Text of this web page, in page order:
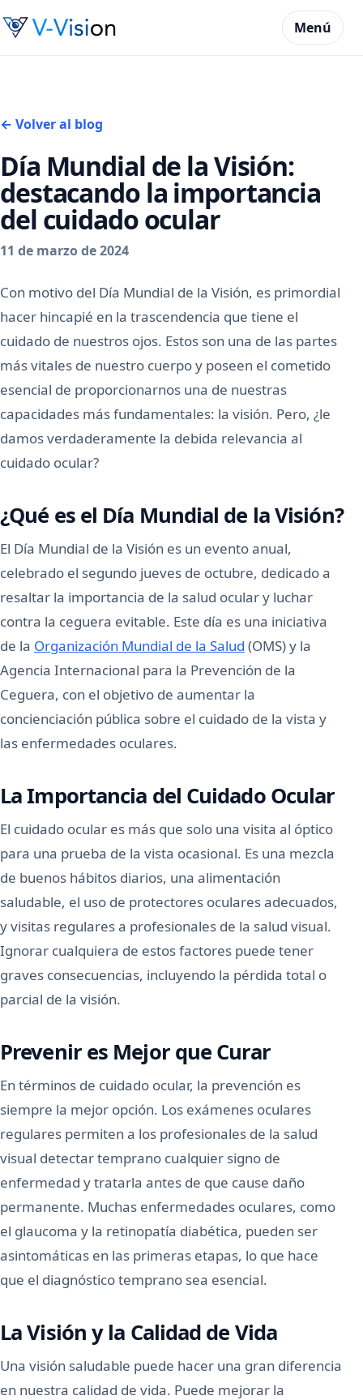
Menú
← Volver al blog
Día Mundial de la Visión:
destacando la importancia
del cuidado ocular
11 de marzo de 2024
Con motivo del Día Mundial de la Visión, es primordial
hacer hincapié en la trascendencia que tiene el
cuidado de nuestros ojos. Estos son una de las partes
más vitales de nuestro cuerpo y poseen el cometido
esencial de proporcionarnos una de nuestras
capacidades más fundamentales: la visión. Pero, ¿le
damos verdaderamente la debida relevancia al
cuidado ocular?
¿Qué es el Día Mundial de la Visión?
El Día Mundial de la Visión es un evento anual,
celebrado el segundo jueves de octubre, dedicado a
resaltar la importancia de la salud ocular y luchar
contra la ceguera evitable. Este día es una iniciativa
de la Organización Mundial de la Salud (OMS) y la
Agencia Internacional para la Prevención de la
Ceguera, con el objetivo de aumentar la
concienciación pública sobre el cuidado de la vista y
las enfermedades oculares.
La Importancia del Cuidado Ocular
El cuidado ocular es más que solo una visita al óptico
para una prueba de la vista ocasional. Es una mezcla
de buenos hábitos diarios, una alimentación
saludable, el uso de protectores oculares adecuados,
y visitas regulares a profesionales de la salud visual.
Ignorar cualquiera de estos factores puede tener
graves consecuencias, incluyendo la pérdida total o
parcial de la visión.
Prevenir es Mejor que Curar
En términos de cuidado ocular, la prevención es
siempre la mejor opción. Los exámenes oculares
regulares permiten a los profesionales de la salud
visual detectar temprano cualquier signo de
enfermedad y tratarla antes de que cause daño
permanente. Muchas enfermedades oculares, como
el glaucoma y la retinopatía diabética, pueden ser
asintomáticas en las primeras etapas, lo que hace
que el diagnóstico temprano sea esencial.
La Visión y la Calidad de Vida
Una visión saludable puede hacer una gran diferencia
en nuestra calidad de vida. Puede mejorar la